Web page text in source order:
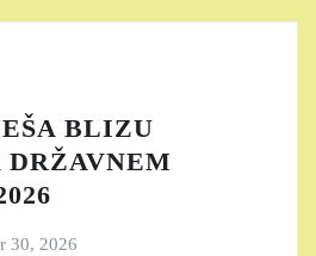
BLIZU
30, 2026